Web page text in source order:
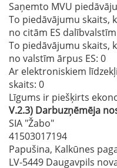
Saņemto MVU
To piedāvājumu skaits,
no citām ES dalībvalstīm
To piedāvājumu skaits,
no valstīm ārpus ES: 0
Ar elektroniskiem
skaits: 0
Līgums ir piešķirts
V.2.3) Darbuzņēmēja
SIA "Žabo"
41503017194
Papušina, Kalkūnes
LV-5449 Daugavpils